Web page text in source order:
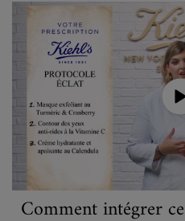
Comment intégrer